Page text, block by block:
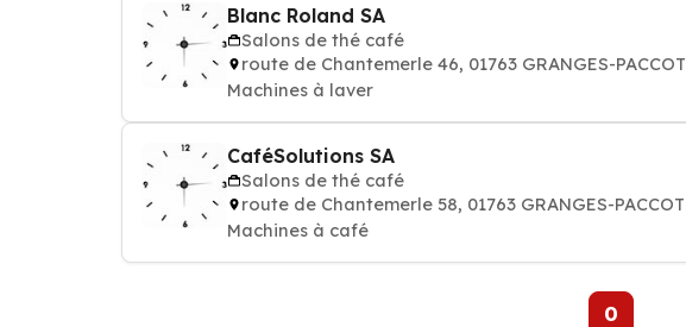
Blanc Roland SA
Salons de thé café
route de Chantemerle 46, 01763 GRANGES-PACCOT
Machines à laver
CaféSolutions SA
Salons de thé café
route de Chantemerle 58, 01763 GRANGES-PACCOT
Machines à café
0